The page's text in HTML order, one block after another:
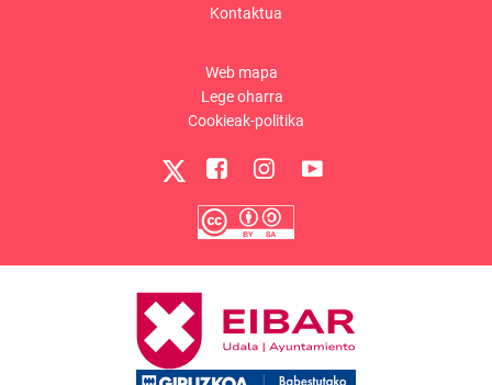
Kontaktua
Web mapa
Lege oharra
Cookieak-politika